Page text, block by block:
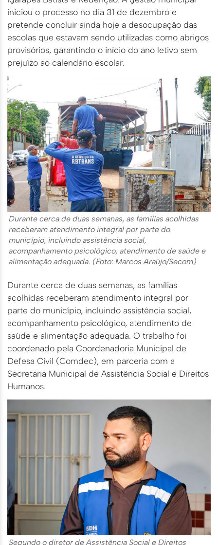
iniciou o processo no dia 31 de dezembro e
pretende concluir ainda hoje a desocupação das
escolas que estavam sendo utilizadas como abrigos
provisórios, garantindo o início do ano letivo sem
prejuízo ao calendário escolar.
Durante cerca de duas semanas, as famílias acolhidas
receberam atendimento integral por parte do
município, incluindo assistência social,
acompanhamento psicológico, atendimento de saúde e
alimentação adequada. (Foto: Marcos Araújo/Secom)
Durante cerca de duas semanas, as famílias
acolhidas receberam atendimento integral por
parte do município, incluindo assistência social,
acompanhamento psicológico, atendimento de
saúde e alimentação adequada. O trabalho foi
coordenado pela Coordenadoria Municipal de
Defesa Civil (Comdec), em parceria com a
Secretaria Municipal de Assistência Social e Direitos
Humanos.
Segundo o diretor de Assistência Social e Direitos